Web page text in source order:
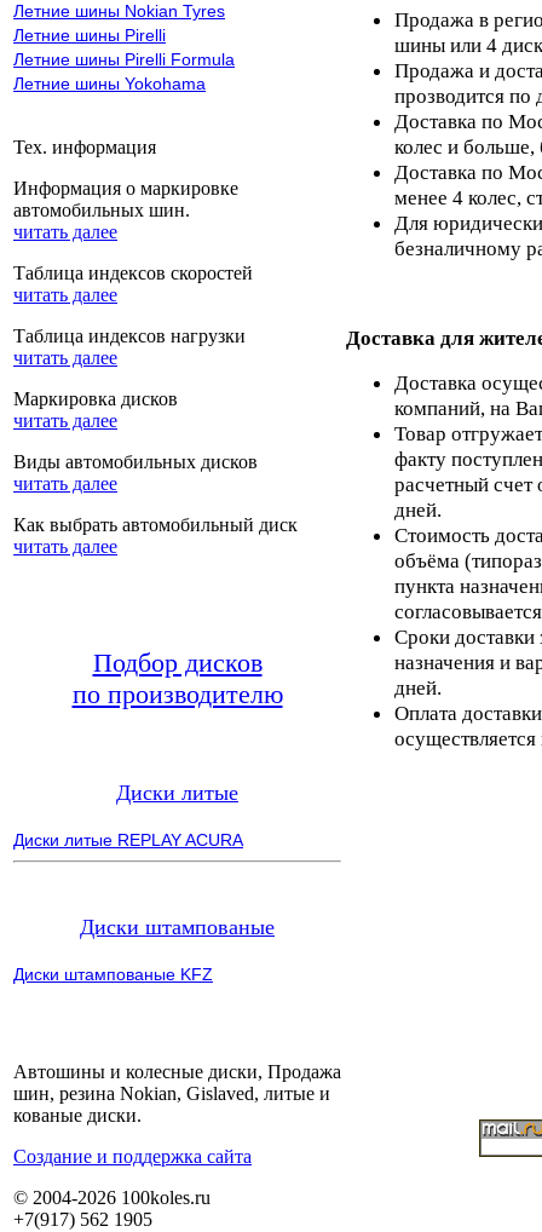
Летние шины Nokian Tyres
Летние шины Pirelli
Летние шины Pirelli Formula
Летние шины Yokohama
Тех. информация
Информация о маркировке
автомобильных шин.
читать далее
Таблица индексов скоростей
читать далее
Таблица индексов нагрузки
читать далее
Маркировка дисков
читать далее
Виды автомобильных дисков
читать далее
Как выбрать автомобильный диск
читать далее
Подбор дисков
по производителю
Диски литые
Диски литые REPLAY ACURA
Диски штампованые
Диски штампованые KFZ
Продажа в
шины или 4
Продажа и
прозводится по
Доставка по
колес и больше,
Доставка по
менее 4 колес,
Для
безналичному
Доставка для
Доставка
компаний, на
Товар
факту
расчетный счет
дней.
Стоимость
объёма
пункта
Сроки доставки
назначения и
дней.
Оплата
Автошины и колесные диски, Продажа
шин, резина Nokian, Gislaved, литые и
кованые диски.
Cоздание и поддержка сайта
© 2004-2026 100koles.ru
+7(917) 562 1905